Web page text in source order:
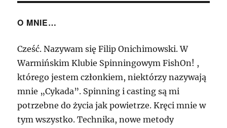
O MNIE…
Cześć. Nazywam się Filip Onichimowski. W
Warmińskim Klubie Spinningowym FishOn! ,
którego jestem członkiem, niektórzy nazywają
mnie „Cykada”. Spinning i casting są mi
potrzebne do życia jak powietrze. Kręci mnie w
tym wszystko. Technika, nowe metody